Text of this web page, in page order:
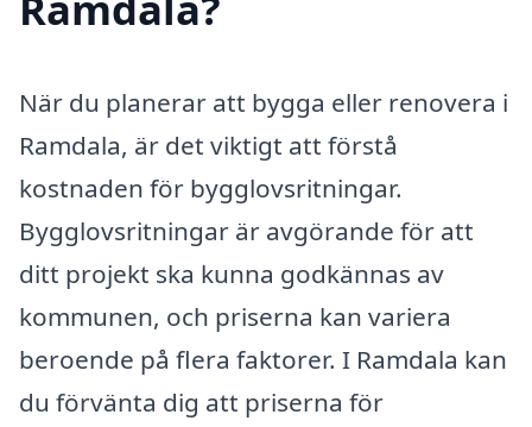
När du planerar att bygga eller renovera i
Ramdala, är det viktigt att förstå
kostnaden för bygglovsritningar.
Bygglovsritningar är avgörande för att
ditt projekt ska kunna godkännas av
kommunen, och priserna kan variera
beroende på flera faktorer. I Ramdala kan
du förvänta dig att priserna för